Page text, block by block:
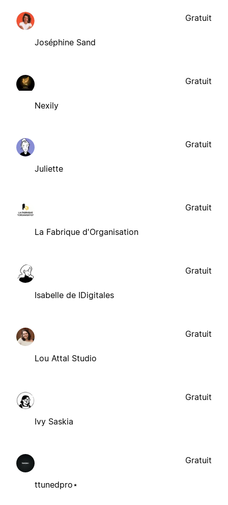
Joséphine Sand
Gratuit
Nexily
Gratuit
Juliette
Gratuit
La Fabrique d'Organisation
Gratuit
Isabelle de IDigitales
Gratuit
Lou Attal Studio
Gratuit
Ivy Saskia
Gratuit
ttunedpro⋆
Gratuit